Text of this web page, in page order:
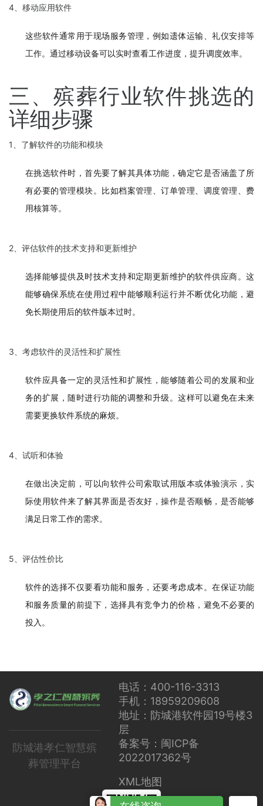
4、移动应用软件
这些软件通常用于现场服务管理，例如遗体运输、礼仪安排等
工作。通过移动设备可以实时查看工作进度，提升调度效率。
三、殡葬行业软件挑选的
详细步骤
1、了解软件的功能和模块
在挑选软件时，首先要了解其具体功能，确定它是否涵盖了所
有必要的管理模块。比如档案管理、订单管理、调度管理、费
用核算等。
2、评估软件的技术支持和更新维护
选择能够提供及时技术支持和定期更新维护的软件供应商。这
能够确保系统在使用过程中能够顺利运行并不断优化功能，避
免长期使用后的软件版本过时。
3、考虑软件的灵活性和扩展性
软件应具备一定的灵活性和扩展性，能够随着公司的发展和业
务的扩展，随时进行功能的调整和升级。这样可以避免在未来
需要更换软件系统的麻烦。
4、试听和体验
在做出决定前，可以向软件公司索取试用版本或体验演示，实
际使用软件来了解其界面是否友好，操作是否顺畅，是否能够
满足日常工作的需求。
5、评估性价比
软件的选择不仅要看功能和服务，还要考虑成本。在保证功能
和服务质量的前提下，选择具有竞争力的价格，避免不必要的
投入。
防城港孝仁智慧殡
葬管理平台
电话：400-116-3313
手机：18959209608
地址：防城港软件园19号楼3
层
备案号：闽ICP备
2022017362号
XML地图